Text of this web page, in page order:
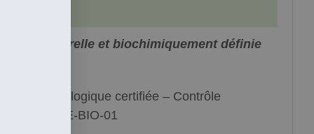
100% naturelle et biochimiquement définie
biologique certifiée – Contrôle
BE-BIO-01